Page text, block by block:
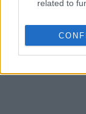
related to
I want to
related to
related to